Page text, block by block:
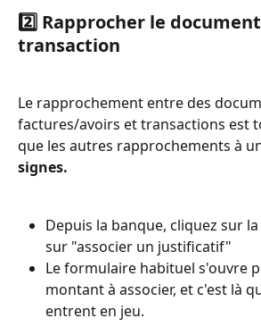
2️⃣ Rapprocher le
transaction
Le rapprochement entre des
factures/avoirs et transactions est
que les autres rapprochements à
signes.
Depuis la banque, cliquez sur
sur "associer un justificatif"
Le formulaire habituel s'ouvre
montant à associer, et c'est là
entrent en jeu.